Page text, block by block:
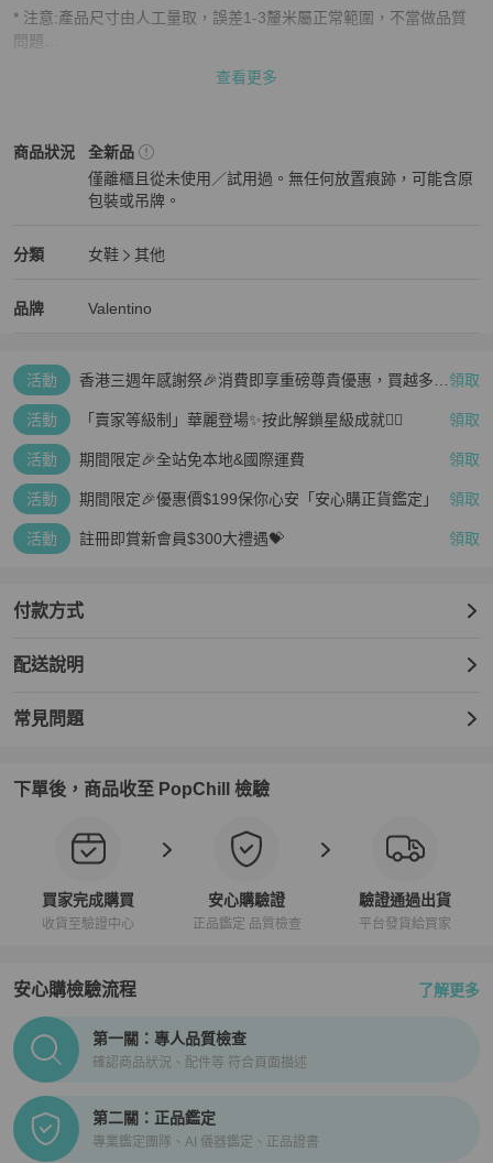
* 注意:產品尺寸由人工量取，誤差1-3釐米屬正常範圍，不當做品質
問題
保修:此產品不包括任何保修服務，日常磨損也沒有保修
查看更多
商品狀況
Valentino 女鞋商品狀態與細節
全新品
僅離櫃且從未使用／試用過。無任何放置痕跡，可能含原
包裝或吊牌。
分類
Valentino 女鞋分類資訊
女鞋
其他
品牌
Valentino 精品女鞋品牌介紹
Valentino
Valentino 推薦清單
活動
香港三週年感謝祭🎉消費即享重磅尊貴優惠，買越多、 領取
活動 「賣家等級制」華麗登場✨按此解鎖星級成就👆🏻 領取
活動 期間限定🎉全站免本地&國際運費 領取
活動 期間限定🎉優惠價$199保你心安「安心購正貨鑑定」 領取
活動 註冊即賞新會員$300大禮遇💝 領取
付款方式
配送說明
常見問題
下單後，商品收至 PopChill 檢驗
買家完成購買
收貨至驗證中心
安心購驗證
正品鑑定 品質檢查
驗證通過出貨
平台發貨給買家
安心購檢驗流程 了解更多
PopChill拍拍圈正品驗證、安心購檢驗流程介紹
第一關：專人品質檢查
確認商品狀況、配件等 符合頁面描述
第二關：正品鑑定
專業鑑定團隊、AI 儀器鑑定、正品證書